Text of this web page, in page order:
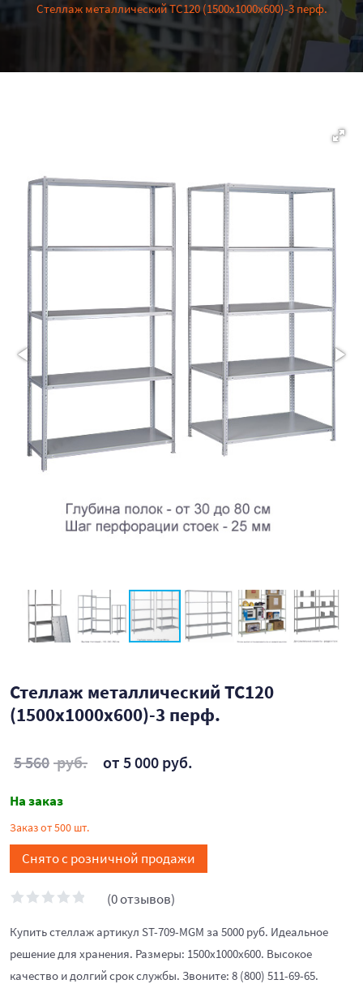
Стеллаж металлический ТС120 (1500х1000х600)-3 перф.
Стеллаж металлический ТС120
(1500х1000х600)-3 перф.
5 560 руб. от 5 000 руб.
На заказ
Заказ от 500 шт.
Снято с розничной продажи
(0 отзывов)
Купить стеллаж артикул ST-709-MGM за 5000 руб. Идеальное
решение для хранения. Размеры: 1500х1000х600. Высокое
качество и долгий срок службы. Звоните: 8 (800) 511-69-65.